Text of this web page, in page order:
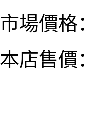
市場價格：
本店售價：